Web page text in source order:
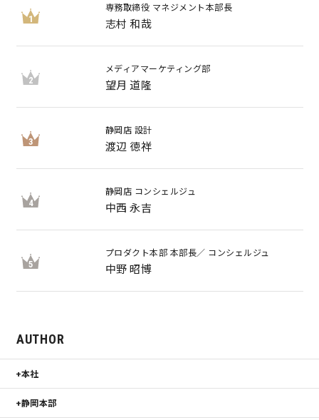
1
専務取締役 マネジメント本部長
志村 和哉
2
メディアマーケティング部
望月 道隆
3
静岡店 設計
渡辺 徳祥
4
静岡店 コンシェルジュ
中西 永吉
5
プロダクト本部 本部長／ コンシェルジュ
中野 昭博
AUTHOR
本社
静岡本部